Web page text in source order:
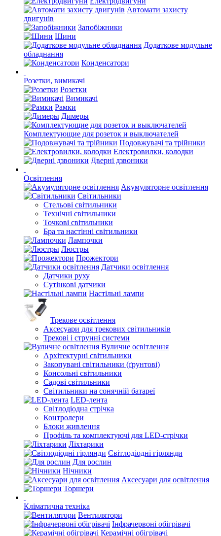
Автомати захисту
двигунів
Запобіжники
Шини
Додаткове модульне
обладнання
Конденсатори
Розетки, вимикачі
Розетки
Вимикачі
Рамки
Димеры
Комплектующие для розеток и выключателей
Подовжувачі та трійники
Електровилки, колодки
Дверні дзвоники
Освітлення
Акумуляторне освітлення
Світильники
Стельові світильники
Технічні світильники
Точкові світильники
Бра та настінні світильники
Лампочки
Люстры
Прожектори
Датчики освітлення
Датчики руху
Сутінкові датчики
Настільні лампи
Трекове освітлення
Аксесуари для трекових світильників
Трекові і струнні системи
Вуличне освітлення
Архітектурні світильники
Закопувані світильники (ґрунтові)
Консольні світильники
Садові світильники
Світильники на сонячній батареї
LED-лента
Світлодіодна стрічка
Контролери
Блоки живлення
Профіль та комплектуючі для LED-стрічки
Ліхтарики
Світлодіодні гірлянди
Для рослин
Нічники
Аксесуари для освітлення
Торшери
Кліматична техніка
Вентилятори
Інфрачервоні обігрівачі
Керамічні обігрівачі